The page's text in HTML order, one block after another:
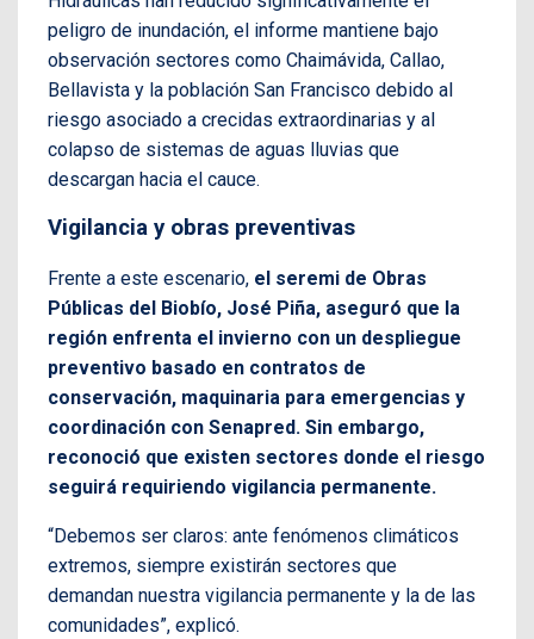
peligro de inundación, el informe mantiene bajo
observación sectores como Chaimávida, Callao,
Bellavista y la población San Francisco debido al
riesgo asociado a crecidas extraordinarias y al
colapso de sistemas de aguas lluvias que
descargan hacia el cauce.
Vigilancia y obras preventivas
Frente a este escenario, el seremi de Obras
Públicas del Biobío, José Piña, aseguró que la
región enfrenta el invierno con un despliegue
preventivo basado en contratos de
conservación, maquinaria para emergencias y
coordinación con Senapred. Sin embargo,
reconoció que existen sectores donde el riesgo
seguirá requiriendo vigilancia permanente.
“Debemos ser claros: ante fenómenos climáticos
extremos, siempre existirán sectores que
demandan nuestra vigilancia permanente y la de las
comunidades”, explicó.